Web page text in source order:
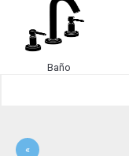
Baño
«